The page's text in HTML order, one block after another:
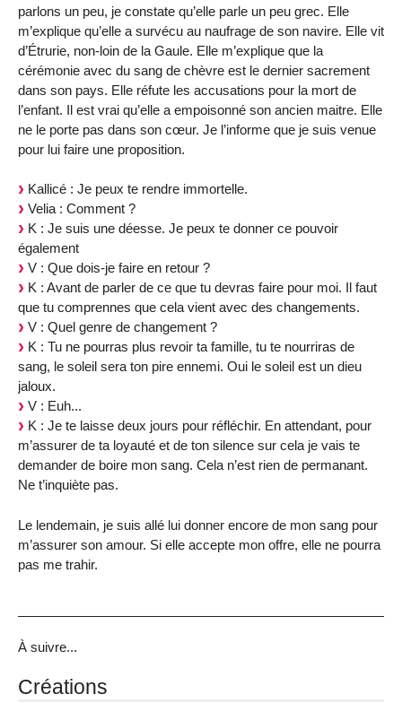
parlons un peu, je constate qu’elle parle un peu grec. Elle
m’explique qu’elle a survécu au naufrage de son navire. Elle vit
d’Étrurie, non-loin de la Gaule. Elle m’explique que la
cérémonie avec du sang de chèvre est le dernier sacrement
dans son pays. Elle réfute les accusations pour la mort de
l’enfant. Il est vrai qu’elle a empoisonné son ancien maitre. Elle
ne le porte pas dans son cœur. Je l’informe que je suis venue
pour lui faire une proposition.
Kallicé : Je peux te rendre immortelle.
Velia : Comment ?
K : Je suis une déesse. Je peux te donner ce pouvoir
également
V : Que dois-je faire en retour ?
K : Avant de parler de ce que tu devras faire pour moi. Il faut
que tu comprennes que cela vient avec des changements.
V : Quel genre de changement ?
K : Tu ne pourras plus revoir ta famille, tu te nourriras de
sang, le soleil sera ton pire ennemi. Oui le soleil est un dieu
jaloux.
V : Euh...
K : Je te laisse deux jours pour réfléchir. En attendant, pour
m’assurer de ta loyauté et de ton silence sur cela je vais te
demander de boire mon sang. Cela n’est rien de permanant.
Ne t’inquiète pas.
Le lendemain, je suis allé lui donner encore de mon sang pour
m’assurer son amour. Si elle accepte mon offre, elle ne pourra
pas me trahir.
À suivre...
Créations